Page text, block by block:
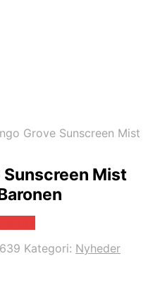
Grove Sunscreen Mist
Sunscreen Mist
Kategori: Nyheder